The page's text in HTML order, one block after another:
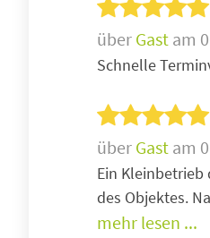
über Gast am
Schnelle
über Gast am
Ein Kleinbetrieb
des Objektes.
mehr lesen ...